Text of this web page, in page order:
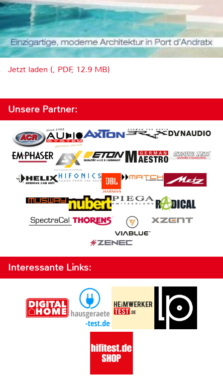
Jetzt laden (, PDF, 12.9 MB)
Unsere Partner:
Interessante Links: